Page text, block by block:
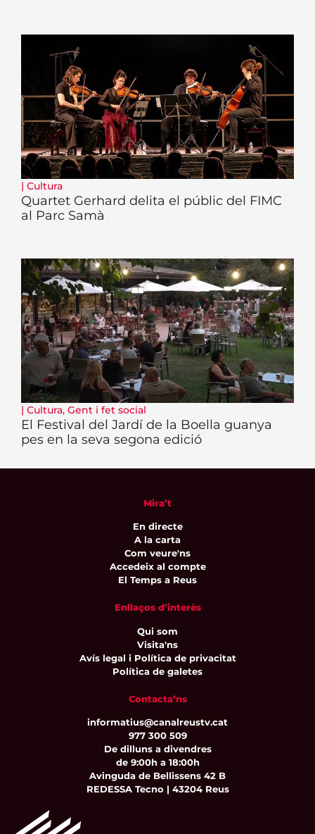
| Cultura
Quartet Gerhard delita el públic del FIMC
al Parc Samà
| Cultura, Gent i fet social
El Festival del Jardí de la Boella guanya
pes en la seva segona edició
Mira’t
En directe
A la carta
Com veure'ns
Accedeix al compte
El Temps a Reus
Enllaços d’interès
Qui som
Visita'ns
Avís legal i Política de privacitat
Política de galetes
Contacta’ns
informatius@canalreustv.cat
977 300 509
De dilluns a divendres
de 9:00h a 18:00h
Avinguda de Bellissens 42 B
REDESSA Tecno | 43204 Reus